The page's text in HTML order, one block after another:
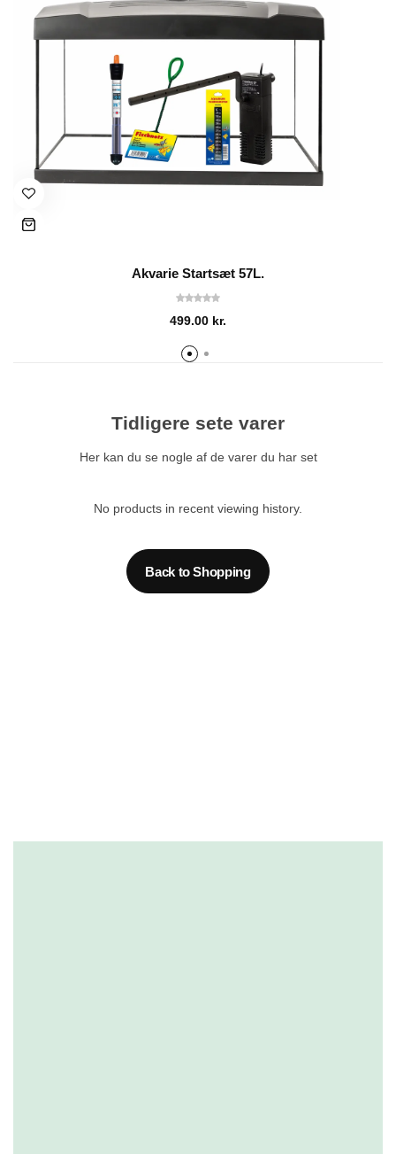
Akvarie Startsæt 57L.
499.00 kr.
Tidligere sete varer
Her kan du se nogle af de varer du har set
No products in recent viewing history.
Back to Shopping